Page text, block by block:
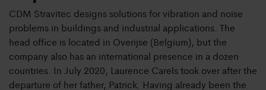
CDM Stravitec designs solutions for vibration and noise
problems in buildings and industrial applications. The
head office is located in Overijse (Belgium), but the
company also has an international presence in a dozen
countries. In July 2020, Laurence Carels took over after the
departure of her father, Patrick. Having already been the